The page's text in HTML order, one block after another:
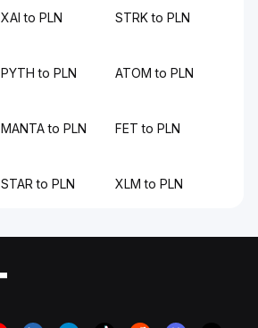
XAI to PLN STRK to PLN
PYTH to PLN ATOM to PLN
MANTA to PLN FET to PLN
STAR to PLN XLM to PLN